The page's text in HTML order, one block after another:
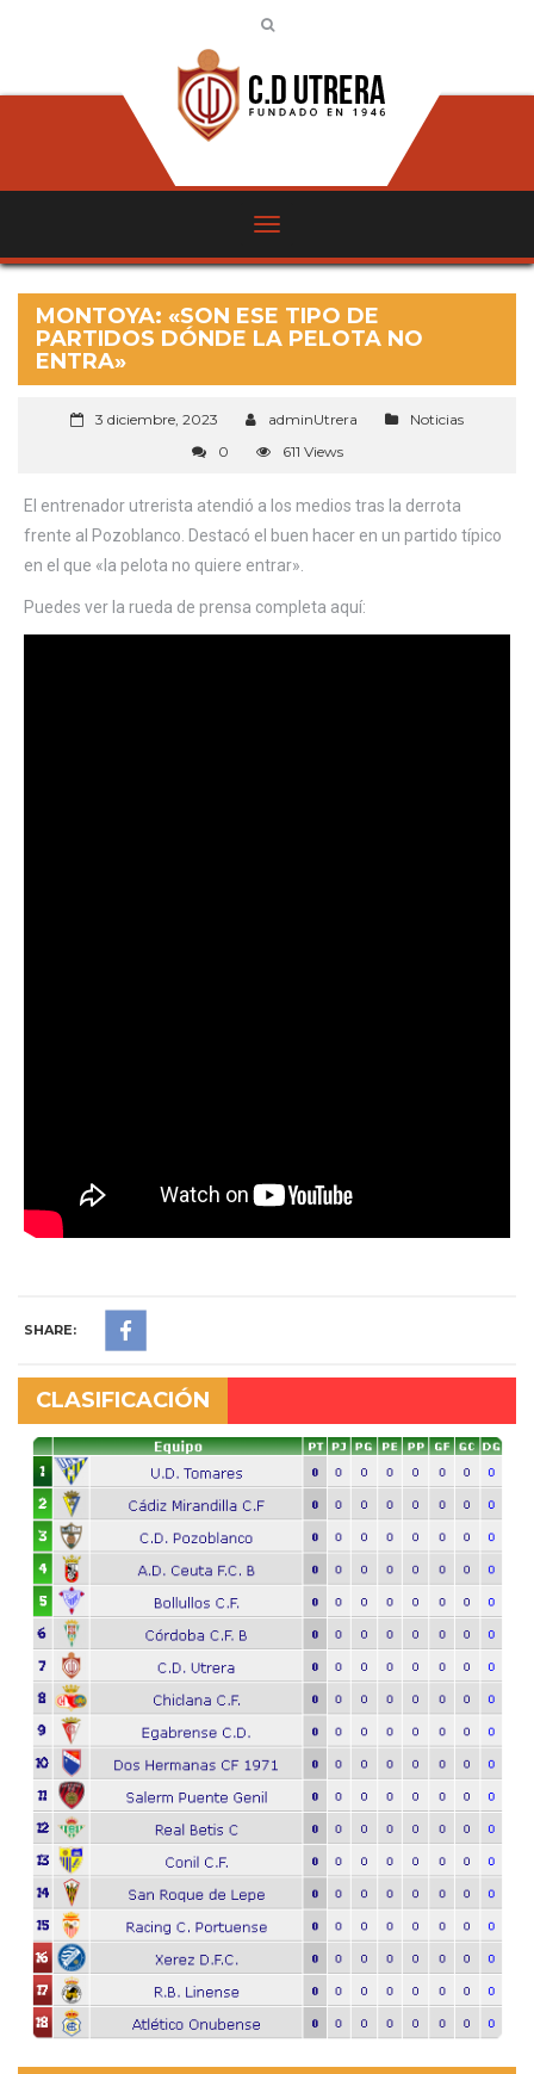
MONTOYA: «SON ESE TIPO DE
PARTIDOS DÓNDE LA PELOTA NO
ENTRA»
3 diciembre, 2023 adminUtrera
Noticias
0
611 Views
El entrenador utrerista atendió a los medios tras la derrota
frente al Pozoblanco. Destacó el buen hacer en un partido típico
en el que «la pelota no quiere entrar».
Puedes ver la rueda de prensa completa aquí:
SHARE:
CLASIFICACIÓN